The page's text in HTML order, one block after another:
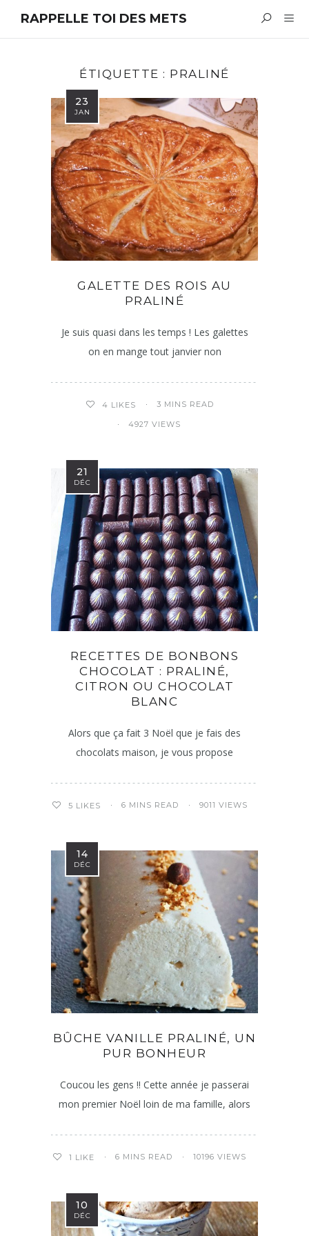
RAPPELLE TOI DES METS
ÉTIQUETTE : PRALINÉ
23
JAN
GALETTE DES ROIS AU
PRALINÉ
Je suis quasi dans les temps ! Les galettes
on en mange tout janvier non
4 LIKES 3 MINS READ
4927 VIEWS
21
DÉC
RECETTES DE BONBONS
CHOCOLAT : PRALINÉ,
CITRON OU CHOCOLAT
BLANC
Alors que ça fait 3 Noël que je fais des
chocolats maison, je vous propose
5 LIKES 6 MINS READ 9011 VIEWS
14
DÉC
BÛCHE VANILLE PRALINÉ, UN
PUR BONHEUR
Coucou les gens !! Cette année je passerai
mon premier Noël loin de ma famille, alors
1 LIKE 6 MINS READ 10196 VIEWS
10
DÉC